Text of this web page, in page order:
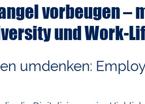
vorbeugen –
und Work-
umdenken: